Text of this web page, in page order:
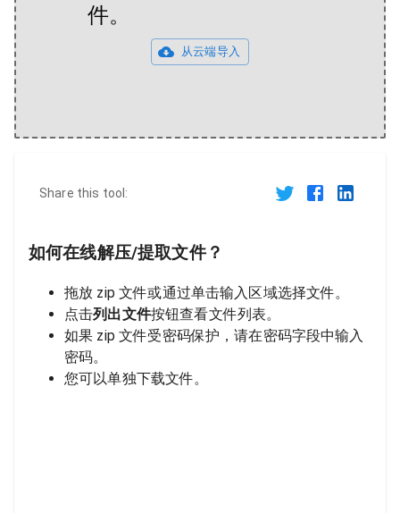
件。
从云端导入
Share this tool:
如何在线解压/提取文件？
拖放 zip 文件或通过单击输入区域选择文件。
点击列出文件按钮查看文件列表。
如果 zip 文件受密码保护，请在密码字段中输入
密码。
您可以单独下载文件。